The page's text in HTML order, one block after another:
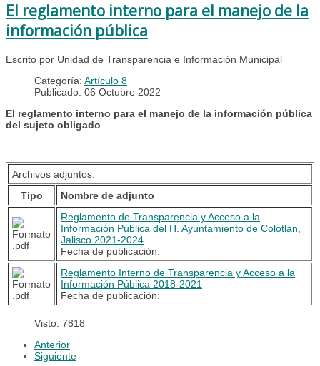
El reglamento interno para el manejo de la
información pública
Escrito por Unidad de Transparencia e Información Municipal
Categoría: Artículo 8
Publicado: 06 Octubre 2022
El reglamento interno para el manejo de la información pública
del sujeto obligado
Archivos adjuntos:
Tipo
Nombre de adjunto
Reglamento de Transparencia y Acceso a la
Información Pública del H. Ayuntamiento de Colotlán,
Jalisco 2021-2024
Fecha de publicación:
Reglamento Interno de Transparencia y Acceso a la
Información Pública 2018-2021
Fecha de publicación:
Visto: 7818
Anterior
Siguiente